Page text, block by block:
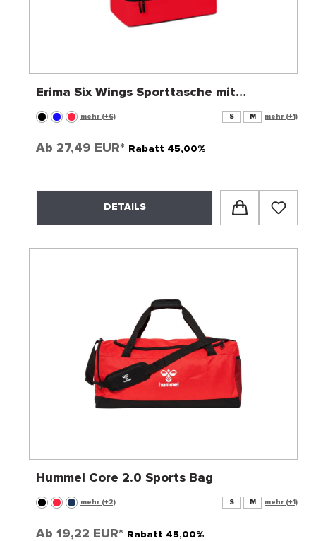
Erima Six Wings Sporttasche mit
Bodenfach
mehr (+6) S M mehr (+1)
Ab 27,49 EUR* Rabatt 45,00%
DETAILS
Hummel Core 2.0 Sports Bag
mehr (+2) S M mehr (+1)
Ab 19,22 EUR* Rabatt 45,00%